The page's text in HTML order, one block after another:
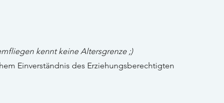
kennt keine Altersgrenze ;)
Einverständnis des Erziehungsberechtigten